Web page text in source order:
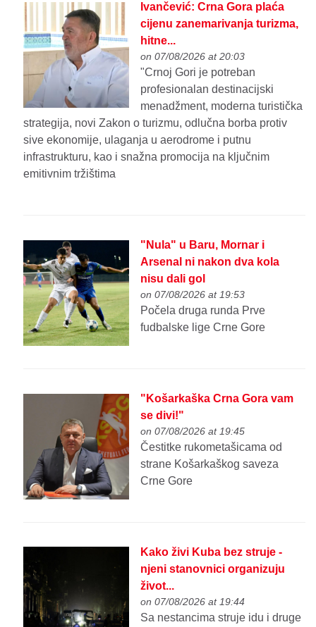
Ivančević: Crna Gora plaća
cijenu zanemarivanja turizma,
hitne...
on 07/08/2026 at 20:03
"Crnoj Gori je potreban
profesionalan destinacijski
menadžment, moderna turistička
strategija, novi Zakon o turizmu, odlučna borba protiv
sive ekonomije, ulaganja u aerodrome i putnu
infrastrukturu, kao i snažna promocija na ključnim
emitivnim tržištima
"Nula" u Baru, Mornar i
Arsenal ni nakon dva kola
nisu dali gol
on 07/08/2026 at 19:53
Počela druga runda Prve
fudbalske lige Crne Gore
"Košarkaška Crna Gora vam
se divi!"
on 07/08/2026 at 19:45
Čestitke rukometašicama od
strane Košarkaškog saveza
Crne Gore
Kako živi Kuba bez struje -
njeni stanovnici organizuju
život...
on 07/08/2026 at 19:44
Sa nestancima struje idu i druge